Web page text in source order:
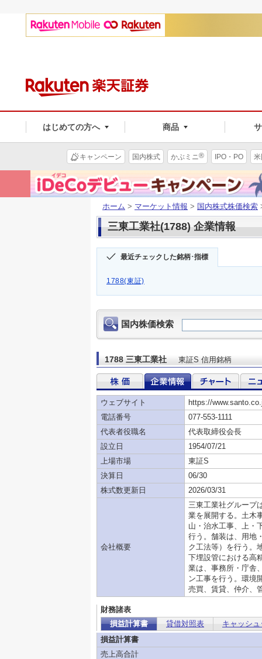
はじめての方へ 商品
キャンペーン 国内株式 かぶミニ® IPO・PO
ホーム > マーケット情報 > 国内株式株価検索
三東工業社(1788) 企業情報
最近チェックした銘柄･指標
1788(東証)